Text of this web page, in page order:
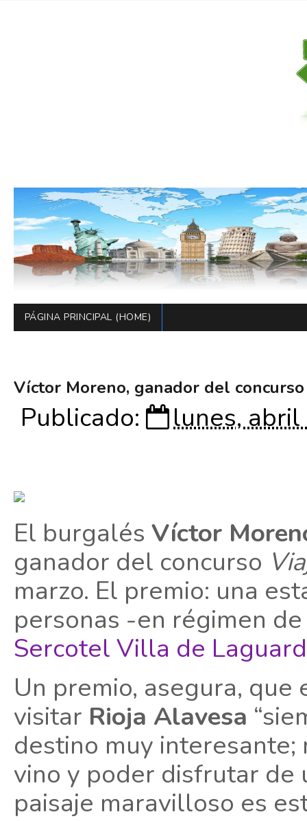
PÁGINA PRINCIPAL (HOME)
Víctor Moreno, ganador del concurso
Publicado: lunes,
El burgalés Víctor
ganador del concurso
marzo. El premio: una
personas -en régimen
Sercotel Villa de
Un premio, asegura, que
visitar Rioja Alavesa
destino muy
vino y poder disfrutar de
paisaje maravilloso es